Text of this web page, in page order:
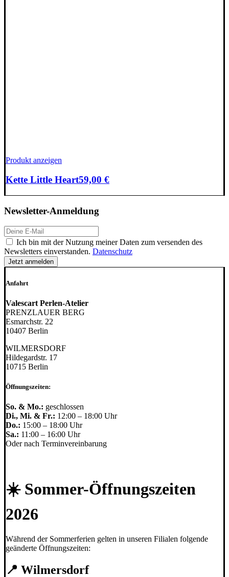
Produkt anzeigen
Kette Little Heart59,00 €
Newsletter-Anmeldung
E-
Mail-
Adresse:
DSGVO
Ich bin mit der Nutzung meiner Daten zum versenden des
Newsletters einverstanden. Datenschutz
Anfahrt
Valescart Perlen-Atelier
PRENZLAUER BERG
Esmarchstr. 22
10407 Berlin
WILMERSDORF
Hildegardstr. 17
10715 Berlin
Öffnungszeiten:
So. & Mo.: geschlossen
Di., Mi. & Fr.: 12:00 – 18:00 Uhr
Do.: 15:00 – 18:00 Uhr
Sa.: 11:00 – 16:00 Uhr
Oder nach Terminvereinbarung
☀️ Sommer-Öffnungszeiten
2026
Während der Sommerferien gelten in unseren Filialen folgende
geänderte Öffnungszeiten:
📍 Wilmersdorf